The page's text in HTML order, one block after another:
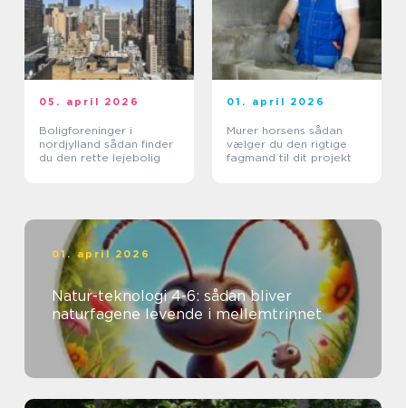
05. april 2026
Boligforeninger i
nordjylland sådan finder
du den rette lejebolig
01. april 2026
Murer horsens sådan
vælger du den rigtige
fagmand til dit projekt
01. april 2026
Natur-teknologi 4-6: sådan bliver
naturfagene levende i mellemtrinnet